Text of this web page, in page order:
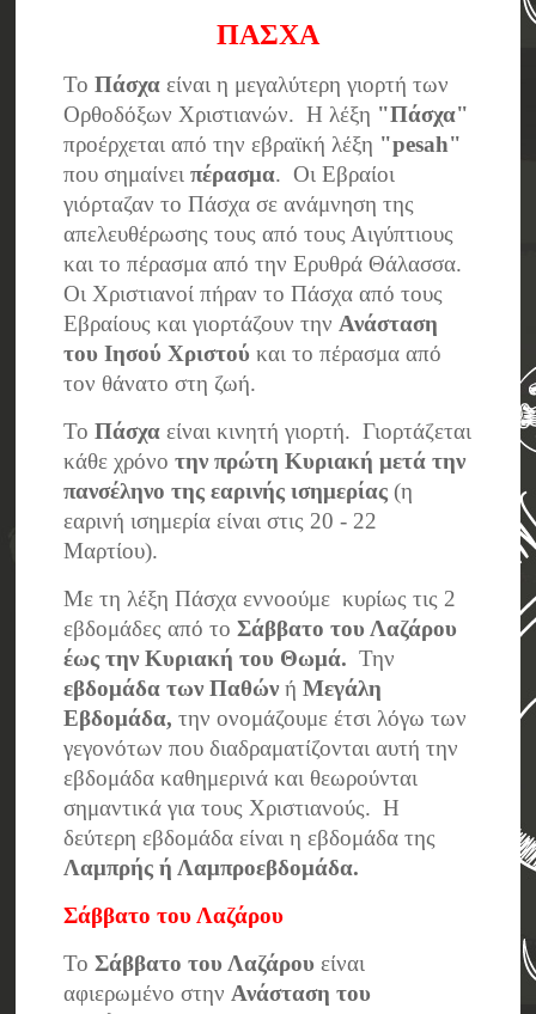
ΠΑΣΧΑ
ΤοΠάσχα είναι η μεγαλύτερη γιορτή των
Ορθοδόξων Χριστιανών. Η λέξη "Πάσχα"
προέρχεται από την εβραϊκή λέξη "pesah"
που σημαίνειπέρασμα. Οι Εβραίοι
γιόρταζαν το Πάσχα σε ανάμνηση της
απελευθέρωσης τους από τους Αιγύπτιους
και το πέρασμα από την Ερυθρά Θάλασσα.
Οι Χριστιανοί πήραν το Πάσχα από τους
Εβραίους και γιορτάζουν την Ανάσταση
του Ιησού Χριστού και το πέρασμα από
τον θάνατο στη ζωή.
ΤοΠάσχα είναι κινητή γιορτή. Γιορτάζεται
κάθε χρόνοτην πρώτη Κυριακή μετά την
πανσέληνο της εαρινής ισημερίας (η
εαρινή ισημερία είναι στις 20 - 22
Μαρτίου).
Με τη λέξη Πάσχα εννοούμε κυρίως τις 2
εβδομάδες από τοΣάββατο του Λαζάρου
έως την Κυριακή του Θωμά. Την
εβδομάδα των ΠαθώνήΜεγάλη
Εβδομάδα, την ονομάζουμε έτσι λόγω των
γεγονότων που διαδραματίζονται αυτή την
εβδομάδα καθημερινά και θεωρούνται
σημαντικά για τους Χριστιανούς. Η
δεύτερη εβδομάδα είναι η εβδομάδα της
Λαμπρής ή Λαμπροεβδομάδα.
Σάββατο του Λαζάρου
ΤοΣάββατο του Λαζάρου είναι
αφιερωμένο στην Ανάσταση του